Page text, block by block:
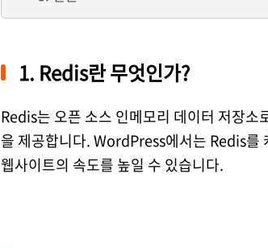
1. Redis란 무엇인가?
Redis는 오픈 소스 인메모리 데이터 저장
을 제공합니다. WordPress에서는 Redis를
웹사이트의 속도를 높일 수 있습니다.